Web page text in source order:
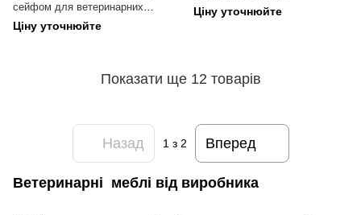
сейфом для ветеринарних
кабінетів
Ціну уточнюйте
Ціну уточнюйте
Показати ще 12 товарів
Назад 1 з 2 Вперед
Ветеринарні меблі від виробника